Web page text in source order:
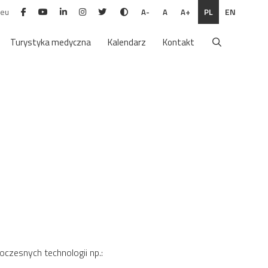
A- A A+ PL EN
Turystyka medyczna Kalendarz Kontakt
technologii np.: